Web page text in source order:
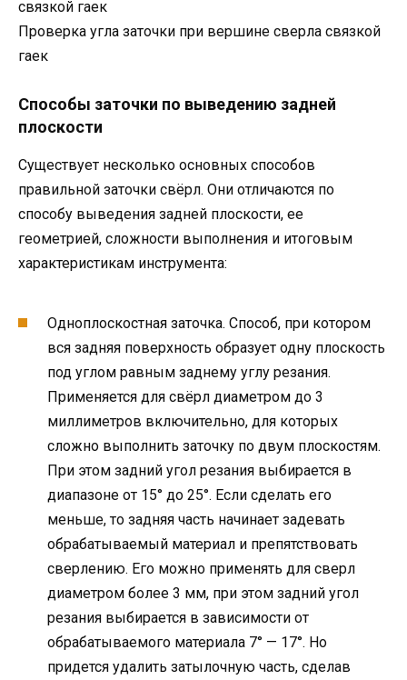
Проверка угла заточки при вершине сверла связкой
гаек
Способы заточки по выведению задней
плоскости
Существует несколько основных способов
правильной заточки свёрл. Они отличаются по
способу выведения задней плоскости, ее
геометрией, сложности выполнения и итоговым
характеристикам инструмента:
Одноплоскостная заточка. Способ, при котором
вся задняя поверхность образует одну плоскость
под углом равным заднему углу резания.
Применяется для свёрл диаметром до 3
миллиметров включительно, для которых
сложно выполнить заточку по двум плоскостям.
При этом задний угол резания выбирается в
диапазоне от 15° до 25°. Если сделать его
меньше, то задняя часть начинает задевать
обрабатываемый материал и препятствовать
сверлению. Его можно применять для сверл
диаметром более 3 мм, при этом задний угол
резания выбирается в зависимости от
обрабатываемого материала 7° — 17°. Но
придется удалить затылочную часть, сделав